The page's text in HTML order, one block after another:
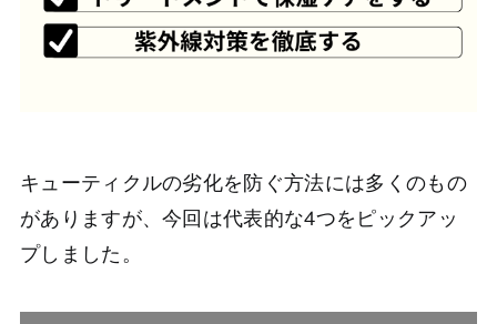
News
Shoplist
FAQ
利用規約
個人情報保護方針
特定商取引法に基づく表記
キューティクルの劣化を防ぐ方法には多くのもの
がありますが、今回は代表的な4つをピックアッ
プしました。